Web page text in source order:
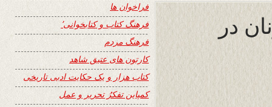
در
فراخوان ها
فرهنگ کتاب و کتابخوانی٬
فرهنگ مردم
کارتون های عتیق شاهد
کتاب هزار و یک حکایت ادبی تاریخی
کمپاین تفکرُ تحریر و عمل